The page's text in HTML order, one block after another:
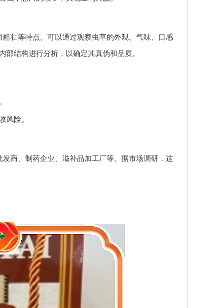
壮等特点。可以通过观察虫草的外观、气味、口感
结构进行分析，以确定其真伪和品质。
险。
商、制药企业、滋补品加工厂等。据市场调研，这